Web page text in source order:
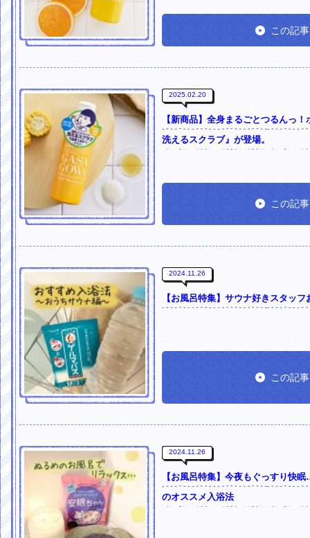
この記
2025.02.20
【新商品】全身まるごとつるんっ
洗えるスクラブ』が登場。
この記
2024.11.26
【お風呂特集】サウナ好きスタッ
この記
2024.11.26
【お風呂特集】今夜もぐっすり快
のオススメ入浴法